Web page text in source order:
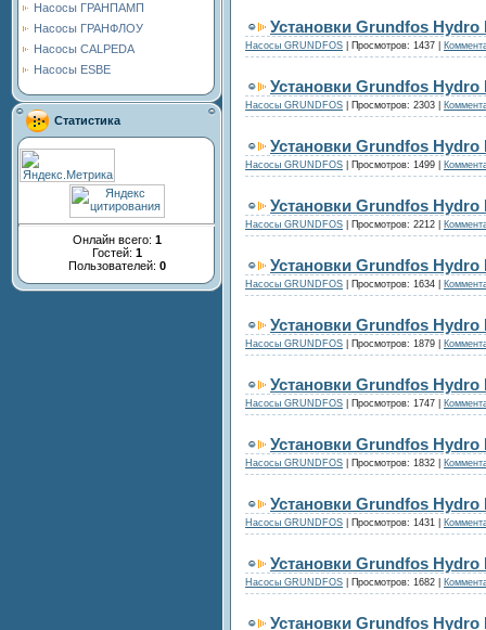
Насосы ГРАНПАМП
Насосы ГРАНФЛОУ
Насосы CALPEDA
Насосы ESBE
Статистика
Онлайн всего: 1
Гостей: 1
Пользователей: 0
Установки Grundfos Hydro
Насосы GRUNDFOS Просмотров: 1437
Установки Grundfos Hydro
Насосы GRUNDFOS Просмотров: 2303
Установки Grundfos Hydro
Насосы GRUNDFOS Просмотров: 1499
Установки Grundfos Hydro
Насосы GRUNDFOS Просмотров: 2212
Установки Grundfos Hydro
Насосы GRUNDFOS Просмотров: 1634
Установки Grundfos Hydro
Насосы GRUNDFOS Просмотров: 1879
Установки Grundfos Hydro
Насосы GRUNDFOS Просмотров: 1747
Установки Grundfos Hydro
Насосы GRUNDFOS Просмотров: 1832
Установки Grundfos Hydro
Насосы GRUNDFOS Просмотров: 1431
Установки Grundfos Hydro
Насосы GRUNDFOS Просмотров: 1682
Установки Grundfos Hydro